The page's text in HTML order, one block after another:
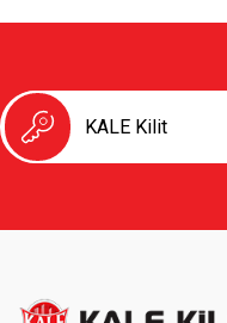
KALE Kilit